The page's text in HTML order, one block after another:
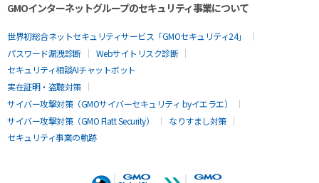
GMOインターネットグループのセキュリティ事業について
世界初総合ネットセキュリティサービス「GMOセキュリティ24」
パスワード漏洩診断
Webサイトリスク診断
セキュリティ相談AIチャットボット
実在証明・盗聴対策
サイバー攻撃対策（GMOサイバーセキュリティ byイエラエ）
サイバー攻撃対策（GMO Flatt Security）
なりすまし対策
セキュリティ事業の軌跡